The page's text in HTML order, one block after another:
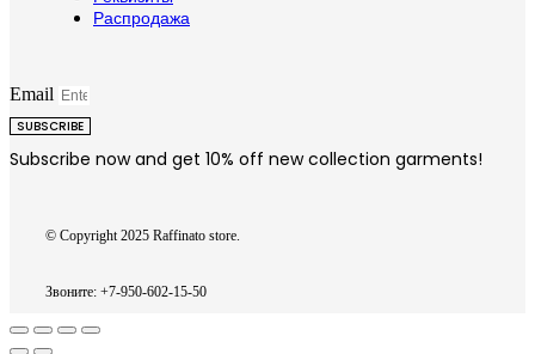
Распродажа
Email
SUBSCRIBE
Subscribe now and get 10% off new collection garments!
© Copyright 2025 Raffinato store.
Звоните: +7-950-602-15-50
Вверх